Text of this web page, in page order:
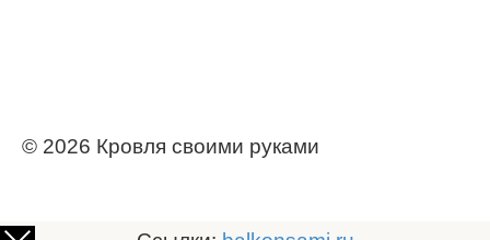
© 2026 Кровля своими руками